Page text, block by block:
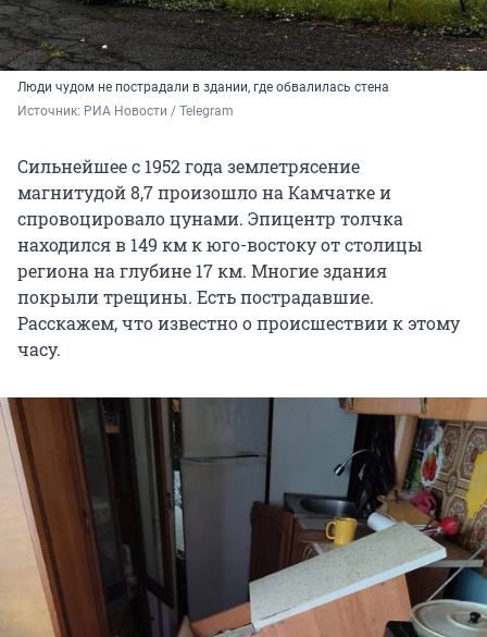
Люди чудом не пострадали в здании, где обвалилась стена
Источник: РИА Новости / Telegram
Сильнейшее с 1952 года землетрясение
магнитудой 8,7 произошло на Камчатке и
спровоцировало цунами. Эпицентр толчка
находился в 149 км к юго-востоку от столицы
региона на глубине 17 км. Многие здания
покрыли трещины. Есть пострадавшие.
Расскажем, что известно о происшествии к этому
часу.